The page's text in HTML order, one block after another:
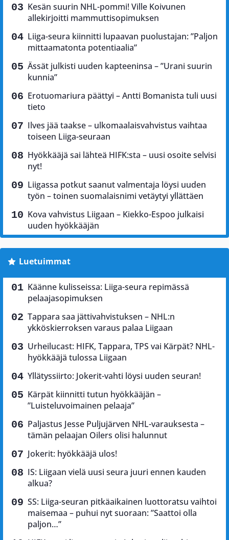
Kesän suurin NHL-pommi! Ville Koivunen
allekirjoitti mammuttisopimuksen
Liiga-seura kiinnitti lupaavan puolustajan: ”Paljon
mittaamatonta potentiaalia”
Ässät julkisti uuden kapteeninsa – ”Urani suurin
kunnia”
Erotuomariura päättyi – Antti Bomanista tuli uusi
tieto
Ilves jää taakse – ulkomaalaisvahvistus vaihtaa
toiseen Liiga-seuraan
Hyökkääjä sai lähteä HIFK:sta – uusi osoite selvisi
nyt!
Liigassa potkut saanut valmentaja löysi uuden
työn – toinen suomalaisnimi vetäytyi yllättäen
Kova vahvistus Liigaan – Kiekko-Espoo julkaisi
uuden hyökkääjän
Luetuimmat
Käänne kulisseissa: Liiga-seura repimässä
pelaajasopimuksen
Tappara saa jättivahvistuksen – NHL:n
ykköskierroksen varaus palaa Liigaan
Urheilucast: HIFK, Tappara, TPS vai Kärpät? NHL-
hyökkääjä tulossa Liigaan
Yllätyssiirto: Jokerit-vahti löysi uuden seuran!
Kärpät kiinnitti tutun hyökkääjän –
”Luisteluvoimainen pelaaja”
Paljastus Jesse Puljujärven NHL-varauksesta –
tämän pelaajan Oilers olisi halunnut
Jokerit: hyökkääjä ulos!
IS: Liigaan vielä uusi seura juuri ennen kauden
alkua?
SS: Liiga-seuran pitkäaikainen luottoratsu vaihtoi
maisemaa – puhui nyt suoraan: ”Saattoi olla
paljon…”